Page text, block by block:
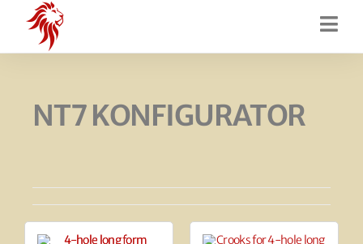
NT7 KONFIGURATOR